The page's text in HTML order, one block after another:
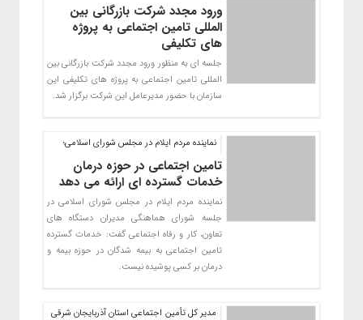
ورود مجدد شرکت بازرگانی بین
المللی تامین اجتماعی به پروژه
های تکلیفی
جلسه ای به منظور ورود مجدد شرکت بازرگانی بین
المللی تامین اجتماعی به پروژه های تکلیفی این
سازمان با حضور مدیرعامل این شرکت برگزار شد.
نماینده مردم ایلام در مجلس شورای اسلامی؛
تامین اجتماعی در حوزه درمان
خدمات گسترده ای ارائه می دهد
نماینده مردم ایلام در مجلس شورای اسلامی در
جلسه شورای هماهنگی مدیران دستگاه های
تعاون، کار و رفاه اجتماعی گفت: خدمات گسترده
تامین اجتماعی به بیمه شدگان در حوزه بیمه و
درمان بر کسی پوشیده نیست.
مدیر کل تأمین اجتماعی استان آذربایجان شرقی